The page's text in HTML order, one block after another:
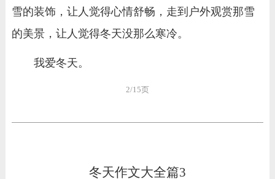
雪的装饰，让人觉得心情舒畅，走到户外观赏那雪
的美景，让人觉得冬天没那么寒冷。
我爱冬天。
2/15页
冬天作文大全篇3